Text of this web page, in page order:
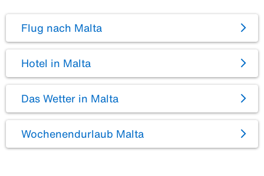
Flug nach Malta
Hotel in Malta
Das Wetter in Malta
Wochenendurlaub Malta